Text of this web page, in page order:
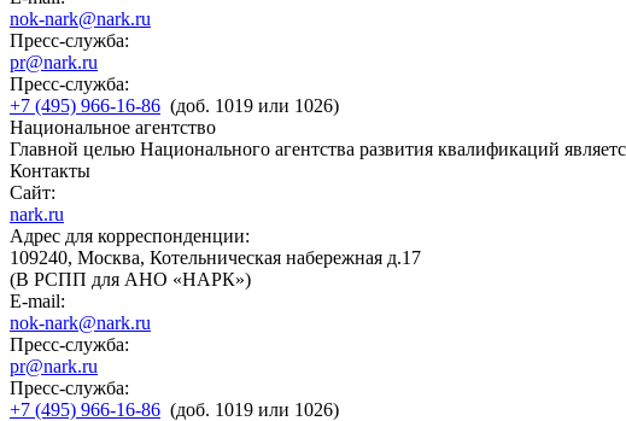
nok-nark@nark.ru
Пресс-служба:
pr@nark.ru
Пресс-служба:
+7 (495) 966-16-86 (доб. 1019 или 1026)
Национальное агентство
Главной целью Национального агентства развития квалификаций
Контакты
Сайт:
nark.ru
Адрес для корреспонденции:
109240, Москва, Котельническая набережная д.17
(В РСПП для АНО «НАРК»)
E-mail:
nok-nark@nark.ru
Пресс-служба:
pr@nark.ru
Пресс-служба:
+7 (495) 966-16-86 (доб. 1019 или 1026)